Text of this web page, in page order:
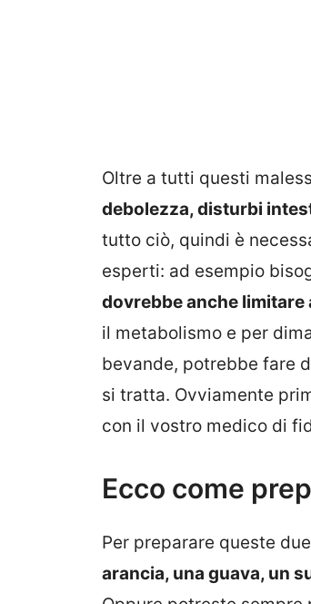
Oltre a tutti questi
debolezza, disturbi
tutto ciò, quindi è
esperti: ad esempio
dovrebbe anche limitare
il metabolismo e per
bevande, potrebbe fare
si tratta. Ovviamente
con il vostro medico di
Ecco come
Per preparare queste
arancia, una guava, un